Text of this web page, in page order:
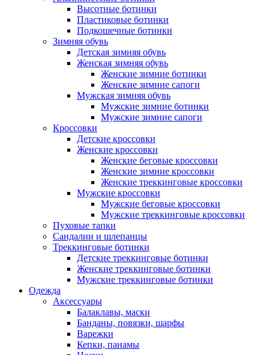
Высотные ботинки
Пластиковые ботинки
Подкошечные ботинки
Зимняя обувь
Детская зимняя обувь
Женская зимняя обувь
Женские зимние ботинки
Женские зимние сапоги
Мужская зимняя обувь
Мужские зимние ботинки
Мужские зимние сапоги
Кроссовки
Детские кроссовки
Женские кроссовки
Женские беговые кроссовки
Женские зимние кроссовки
Женские треккинговые кроссовки
Мужские кроссовки
Мужские беговые кроссовки
Мужские треккинговые кроссовки
Пуховые тапки
Сандалии и шлепанцы
Треккинговые ботинки
Детские треккинговые ботинки
Женские треккинговые ботинки
Мужские треккинговые ботинки
Одежда
Аксессуары
Балаклавы, маски
Банданы, повязки, шарфы
Варежки
Кепки, панамы